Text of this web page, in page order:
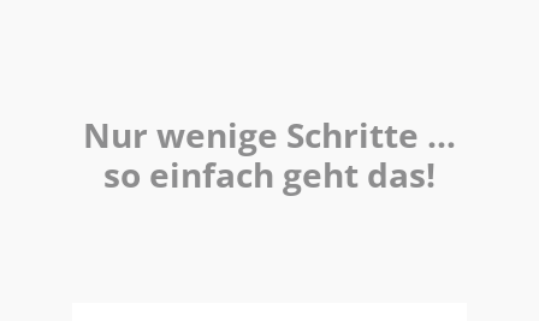
Nur wenige Schritte …
so einfach geht das!